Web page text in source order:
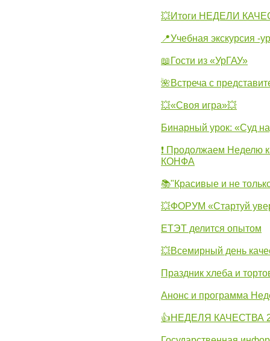
💥Итоги НЕДЕЛИ
📍Учебная экскурсия -
📖Гости из «УрГАУ»
🌺Встреча с
💥«Своя игра»💥
Бинарный урок: «Суд
❗ Продолжаем Неделю
КОНФА
📚"Красивые и не
💥ФОРУМ «Стартуй
ЕТЭТ делится опытом
💥Всемирный день
Праздник хлеба и
Анонс и программа
👍НЕДЕЛЯ КАЧЕСТВА